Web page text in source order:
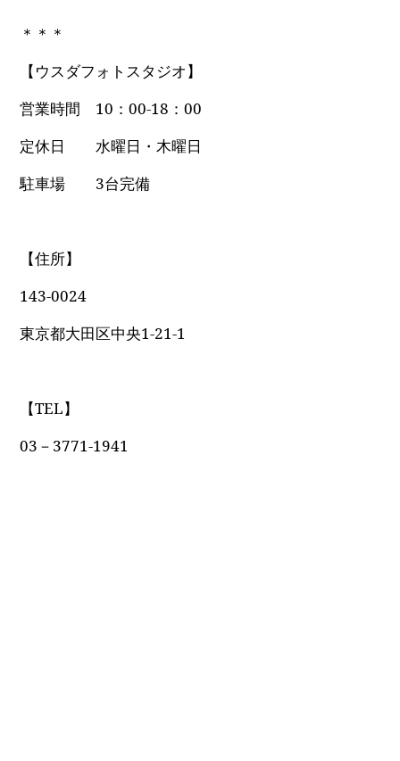
＊＊＊
【ウスダフォトスタジオ】
営業時間 10：00-18：00
定休日 水曜日・木曜日
駐車場 3台完備
【住所】
143-0024
東京都大田区中央1-21-1
【TEL】
03－3771-1941